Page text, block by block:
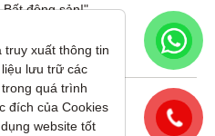
động sản!"
xuất thông tin
lưu trữ các
quá trình
đích của Cookies
website tốt